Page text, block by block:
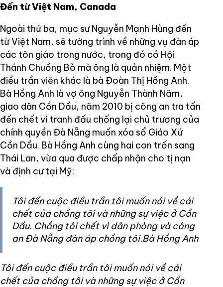
Đến từ Việt Nam, Canada
Ngoài thứ ba, mục sư Nguyễn Mạnh Hùng đến
từ Việt Nam, sẽ tường trình về những vụ đàn áp
các tôn giáo trong nước, trong đó có Hội
Thánh Chuồng Bò mà ông là quản nhiệm. Một
điều trần viên khác là bà Đoàn Thị Hồng Anh.
Bà Hồng Anh là vợ ông Nguyễn Thành Năm,
giao dân Cồn Dầu, năm 2010 bị công an tra tấn
đến chết vì tranh đấu chống lại chủ trương của
chính quyền Đà Nẵng muốn xóa sổ Giáo Xứ
Cồn Dầu. Bà Hồng Anh cùng hai con trốn sang
Thái Lan, vừa qua được chấp nhận cho tị nạn
và định cư tại Mỹ:
Tôi đến cuộc điều trần tôi muốn nói về cái
chết của chồng tôi và những sự việc ở Cồn
Dầu. Chồng tôi chết vì dân phòng và công
an Đà Nẵng đàn áp chồng tôi.Bà Hồng Anh
Tôi đến cuộc điều trần tôi muốn nói về cái
chết của chồng tôi và những sự việc ở Cồn